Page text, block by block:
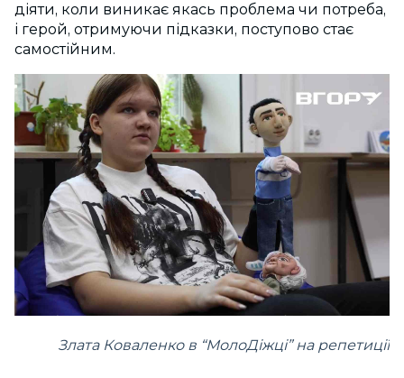
діяти, коли виникає якась проблема чи потреба,
і герой, отримуючи підказки, поступово стає
самостійним.
Злата Коваленко в “МолоДіжці” на репетиції